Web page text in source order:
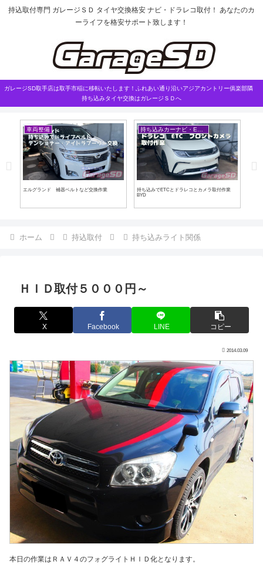
持込取付専門 ガレージＳＤ タイヤ交換格安 ナビ・ドラレコ取付！ あなたのカ
ーライフを格安サポート致します！
ガレージSD取手店は取手市稲に移転いたします！ふれあい通り沿いアジアカントリー俱楽部隣
持ち込みタイヤ交換はガレージＳＤへ
車両整備
エルグランド 補器ベルトなど交換作業
持ち込みでETCとドラレコとカメラ取付作業
BYD
ホーム 持込取付 持ち込みライト関係
ＨＩＤ取付５０００円～
X Facebook LINE コピー
2014.03.09
本日の作業はＲＡＶ４のフォグライトＨＩＤ化となります。